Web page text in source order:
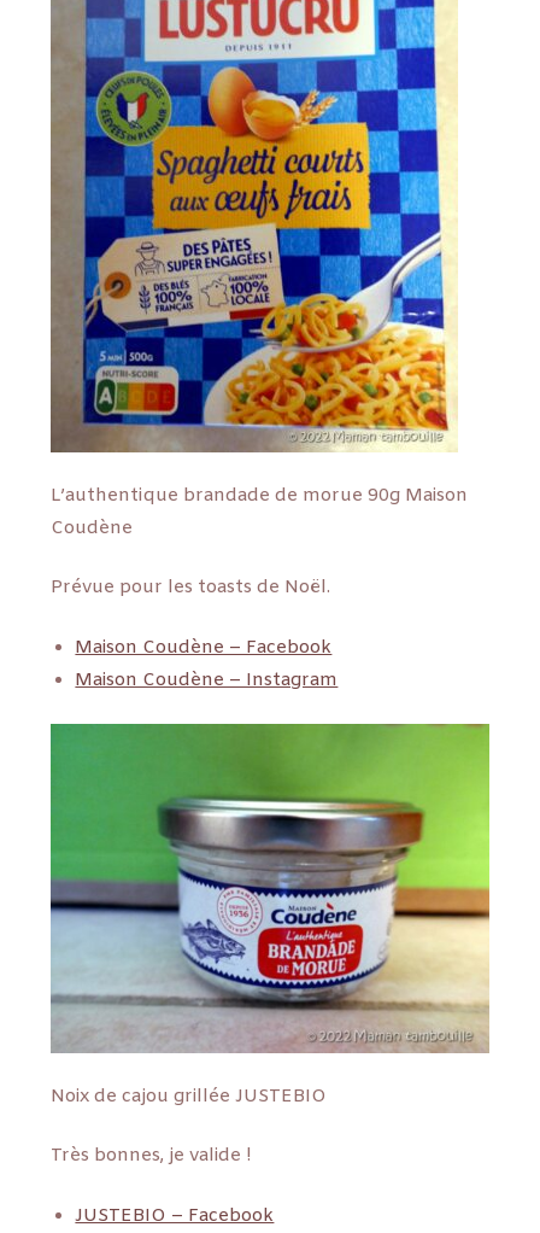
L’authentique brandade de morue 90g Maison
Coudène
Prévue pour les toasts de Noël.
Maison Coudène – Facebook
Maison Coudène – Instagram
Noix de cajou grillée JUSTEBIO
Très bonnes, je valide !
JUSTEBIO – Facebook